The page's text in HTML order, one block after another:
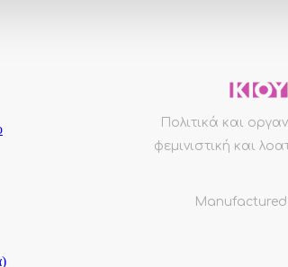
Πολιτικά και
φεμινιστική και